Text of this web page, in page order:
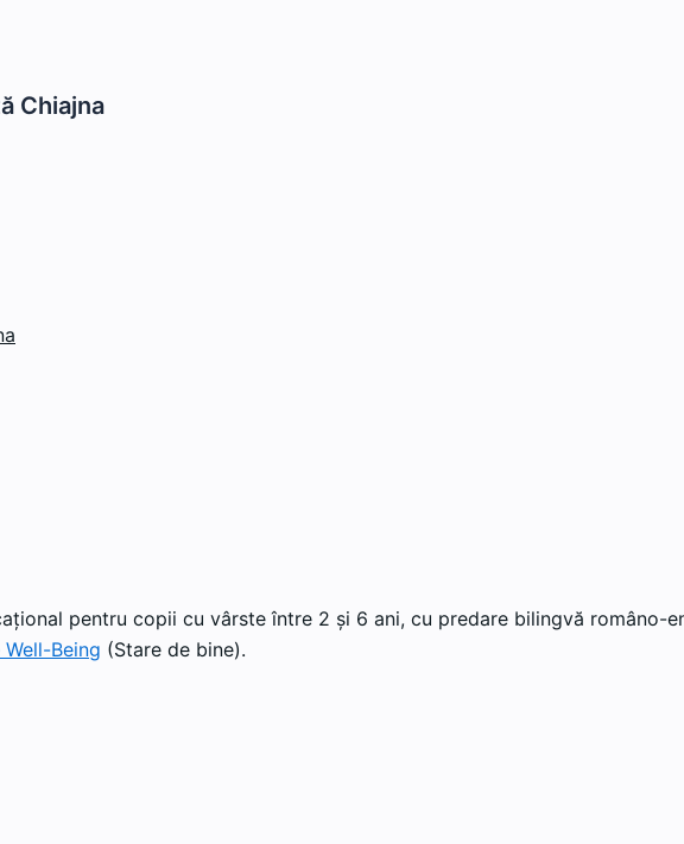
Chiajna
pentru copii cu vârste între 2 și 6 ani, cu predare bilingvă româno-
Being (Stare de bine).